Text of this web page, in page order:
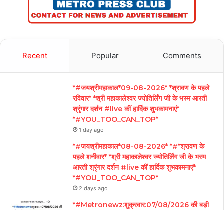
Recent Popular Comments
*#जयश्रीमहाकाल*09-08-2026* *श्रावण के पहले
रविवार* *श्री महाकालेश्वर ज्योतिर्लिंग जी के भस्म आरती
श्रृंगार दर्शन #live कीं हार्दिक शुभकामनाएं*
*#YOU_TOO_CAN_TOP*
1 day ago
*#जयश्रीमहाकाल*08-08-2026* *#*श्रावण के
पहले शनीवार* *श्री महाकालेश्वर ज्योतिर्लिंग जी के भस्म
आरती श्रृंगार दर्शन #live कीं हार्दिक शुभकामनाएं*
*#YOU_TOO_CAN_TOP*
2 days ago
*#Metronewz:शुक्रवार:07/08/2026 की बड़ी